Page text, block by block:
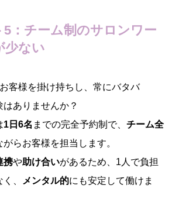
：チーム制のサロンワー
少ない
客様を掛け持ちし、常にバタバ
ありませんか？
1日6名 までの完全予約制で、 チーム全
らお客様を担当します。
携や助け合いがあるため、1人で負担
、
メンタル的にも安定して働けま